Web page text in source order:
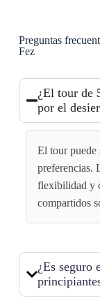
Preguntas
Fez
¿El tour de
por el
El tour puede
preferencias.
flexibilidad y
compartidos
¿Es seguro